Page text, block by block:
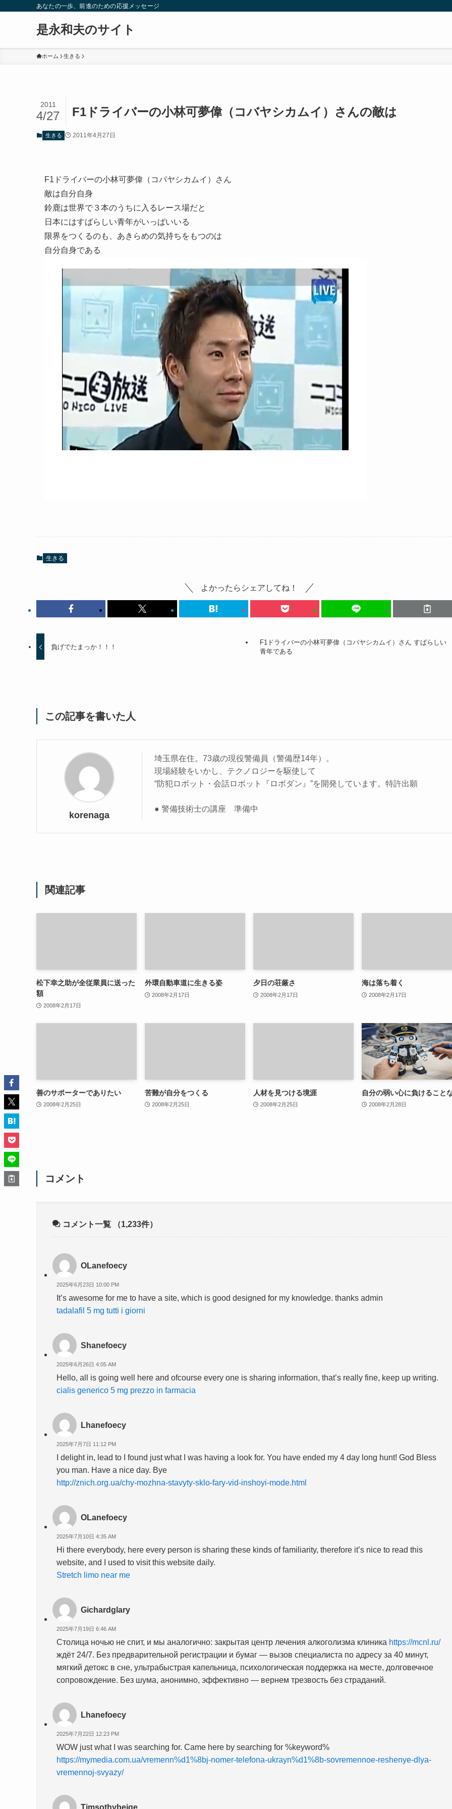
あなたの一歩、前進のための応援メッセージ
是永和夫のサイト
ホーム 生きる
F1ドライバーの小林可夢偉（コバヤシカムイ）さんの敵は
2011
4/27
生きる 2011年4月27日
F1ドライバーの小林可夢偉（コバヤシカムイ）さん
敵は自分自身
鈴鹿は世界で３本のうちに入るレース場だと
日本にはすばらしい青年がいっぱいいる
限界をつくるのも、あきらめの気持ちをもつのは
自分自身である
生きる
よかったらシェアしてね！
負げでたまっか！！！
F1ドライバーの小林可夢偉（コバヤシカムイ）さん すばらしい
青年である
この記事を書いた人
korenaga
埼玉県在住。73歳の現役警備員（警備歴14年）。
現場経験をいかし、テクノロジーを駆使して
“防犯ロボット・会話ロボット『ロボダン』”を開発しています。特許出願
● 警備技術士の講座 準備中
関連記事
松下幸之助が全従業員に送った
額
2008年2月17日
外環自動車道に生きる姿
2008年2月17日
夕日の荘厳さ
2008年2月17日
海は落ち着く
2008年2月17日
善のサポーターでありたい
2008年2月25日
苦難が自分をつくる
2008年2月25日
人材を見つける境涯
2008年2月25日
自分の弱い心に負けること
2008年2月28日
コメント
コメント一覧 （1,233件）
OLanefoecy
2025年6月23日 10:00 PM
It’s awesome for me to have a site, which is good designed for my knowledge. thanks admin
tadalafil 5 mg tutti i giorni
Shanefoecy
2025年6月26日 4:05 AM
Hello, all is going well here and ofcourse every one is sharing information, that’s really fine, keep up writing.
cialis generico 5 mg prezzo in farmacia
Lhanefoecy
2025年7月7日 11:12 PM
I delight in, lead to I found just what I was having a look for. You have ended my 4 day long hunt! God Bless
you man. Have a nice day. Bye
http://znich.org.ua/chy-mozhna-stavyty-sklo-fary-vid-inshoyi-mode.html
OLanefoecy
2025年7月10日 4:35 AM
Hi there everybody, here every person is sharing these kinds of familiarity, therefore it’s nice to read this
website, and I used to visit this website daily.
Stretch limo near me
Gichardglary
2025年7月19日 6:46 AM
Столица ночью не спит, и мы аналогично: закрытая центр лечения алкоголизма клиника https://mcnl.ru/
ждёт 24/7. Без предварительной регистрации и бумаг — вызов специалиста по адресу за 40 минут,
мягкий детокс в сне, ультрабыстрая капельница, психологическая поддержка на месте, долговечное
сопровождение. Без шума, анонимно, эффективно — вернем трезвость без страданий.
Lhanefoecy
2025年7月22日 12:23 PM
WOW just what I was searching for. Came here by searching for %keyword%
https://mymedia.com.ua/vremenn%d1%8bj-nomer-telefona-ukrayn%d1%8b-sovremennoe-reshenye-dlya-
vremennoj-svyazy/
Timsothybeige